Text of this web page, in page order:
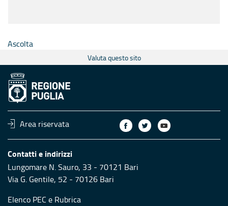
Ascolta
Valuta questo sito
Area riservata
Contatti e indirizzi
Lungomare N. Sauro, 33 - 70121 Bari
Via G. Gentile, 52 - 70126 Bari
Elenco PEC e Rubrica